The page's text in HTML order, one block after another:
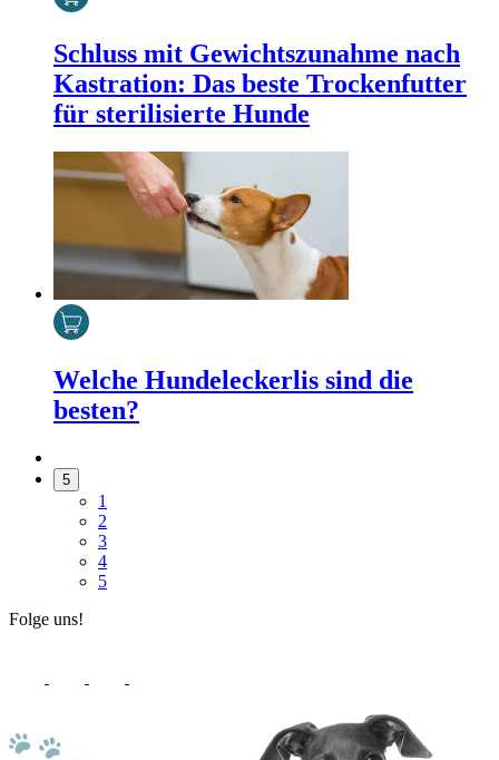
Schluss mit Gewichtszunahme nach
Kastration: Das beste Trockenfutter
für sterilisierte Hunde
Welche Hundeleckerlis sind die
besten?
5
1
2
3
4
5
Folge uns!